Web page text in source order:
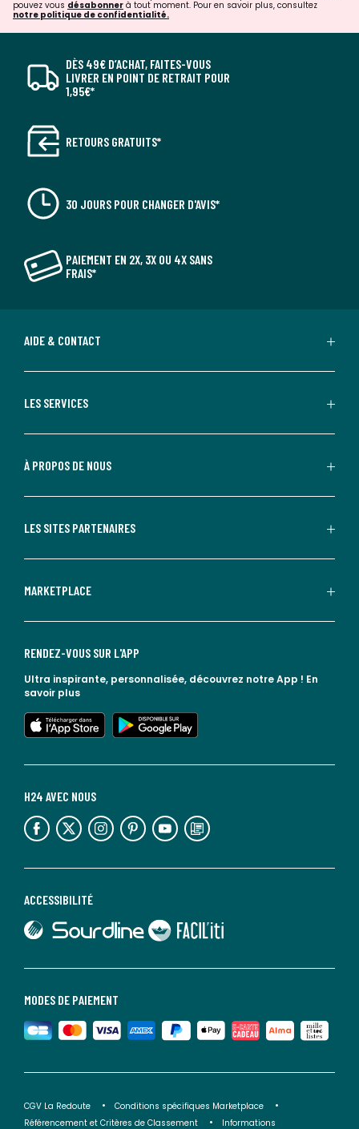
pouvez vous désabonner à tout moment. Pour en savoir plus, consultez
notre politique de confidentialité.
DÈS 49€ D’ACHAT, FAITES-VOUS
LIVRER EN POINT DE RETRAIT POUR
1,95€*
RETOURS GRATUITS*
30 JOURS POUR CHANGER D'AVIS*
PAIEMENT EN 2X, 3X OU 4X SANS
FRAIS*
AIDE & CONTACT
LES SERVICES
À PROPOS DE NOUS
LES SITES PARTENAIRES
MARKETPLACE
MODES DE PAIEMENT
ACCESSIBILITÉ
lien vers Sourdline
lien vers Faciliti
H24 AVEC NOUS
lien vers l'espace réseaux sociaux lien vers l'espace réseaux sociaux lien vers l'espace réseaux sociaux lien vers l'espace réseaux sociaux lien vers l'espace réseaux sociaux lien vers le blog la redoute
RENDEZ-VOUS SUR L'APP
Ultra inspirante, personnalisée, découvrez notre App ! En
savoir plus
lien vers l'app store
lien vers google play
CGV La Redoute
Conditions spécifiques Marketplace
Référencement et Critères de Classement
Informations